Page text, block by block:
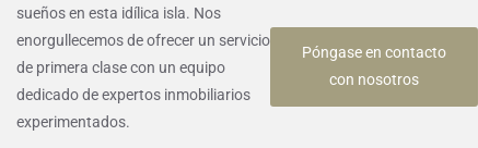
sueños en esta idílica isla. Nos
enorgullecemos de ofrecer un servicio
de primera clase con un equipo
dedicado de expertos inmobiliarios
experimentados.
Póngase en contacto
con nosotros